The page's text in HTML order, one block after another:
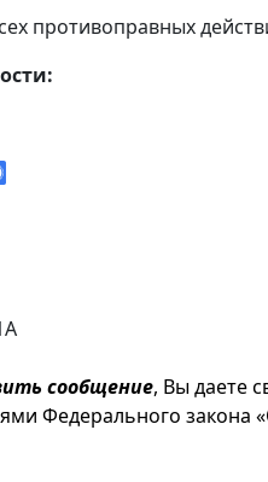
противоправных
сообщение, Вы даете
Федерального закона